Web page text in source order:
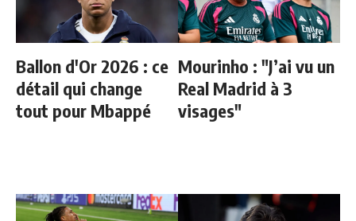
Ballon d'Or 2026 : ce
détail qui change
tout pour Mbappé
Mourinho : "J’ai vu un
Real Madrid à 3
visages"